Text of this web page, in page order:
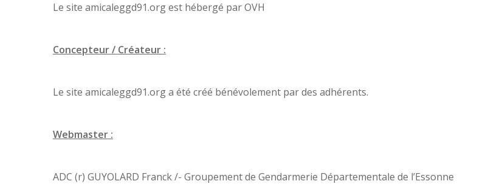
Le site amicaleggd91.org est hébergé par OVH
Concepteur / Créateur :
Le site amicaleggd91.org a été créé bénévolement par des adhérents.
Webmaster :
ADC (r) GUYOLARD Franck /- Groupement de Gendarmerie Départementale de l’Essonne